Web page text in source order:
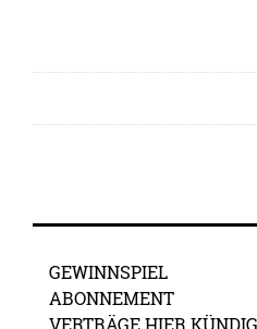
GEWINNSPIEL
ABONNEMENT
VERTRÄGE HIER